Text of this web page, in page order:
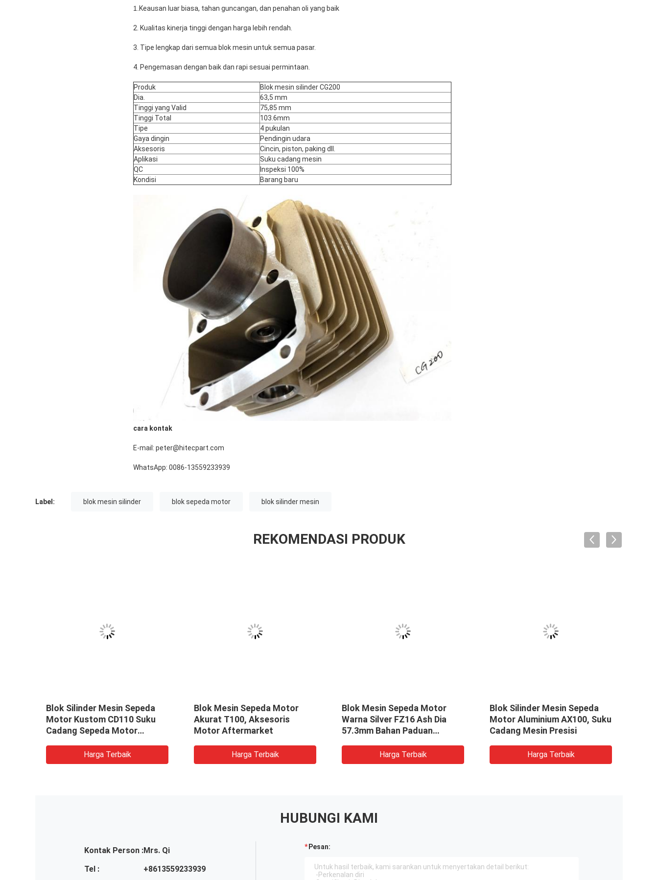
1. Keausan luar biasa, tahan guncangan, dan penahan oli yang baik
2. Kualitas kinerja tinggi dengan harga lebih rendah.
3. Tipe lengkap dari semua blok mesin untuk semua pasar.
4. Pengemasan dengan baik dan rapi sesuai permintaan.
Produk
Blok mesin silinder CG200
Dia.
63,5 mm
Tinggi yang Valid
75,85 mm
Tinggi Total
103.6mm
Tipe
4 pukulan
Gaya dingin
Pendingin udara
Aksesoris
Cincin, piston, paking dll.
Aplikasi
Suku cadang mesin
QC
Inspeksi 100%
Kondisi
Barang baru
cara kontak
E-mail: peter@hitecpart.com
WhatsApp: 0086-13559233939
Label: blok mesin silinder blok sepeda motor blok silinder mesin
REKOMENDASI PRODUK
Blok Silinder Mesin Sepeda
Motor Kustom CD110 Suku
Cadang Sepeda Motor
Harga Terbaik
Blok Mesin Sepeda Motor
Akurat T100, Aksesoris
Motor Aftermarket
Harga Terbaik
Blok Mesin Sepeda Motor
Warna Silver FZ16 Ash Dia
57.3mm Bahan Paduan
Harga Terbaik
Blok Silinder Mesin Sepeda
Motor Aluminium AX100, Suku
Cadang Mesin Presisi
Harga Terbaik
HUBUNGI KAMI
Kontak Person :Mrs. Qi
Tel :
+8613559233939
Pesan: